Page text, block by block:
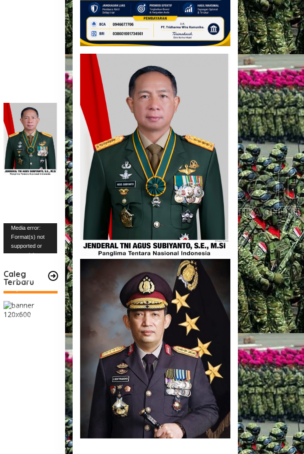
Pemutar
Video
Media error:
Format(s) not
supported or
source(s) not
Unduh Berkas:
content/uploads/2
023/12/VID-
Caleg
Terbaru